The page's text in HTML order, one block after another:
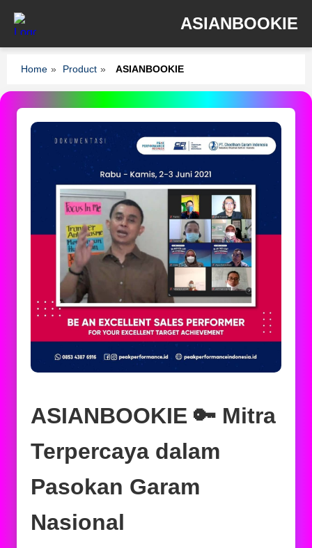
ASIANBOOKIE
Home » Product » ASIANBOOKIE
ASIANBOOKIE 🔑 Mitra
Terpercaya dalam
Pasokan Garam
Nasional